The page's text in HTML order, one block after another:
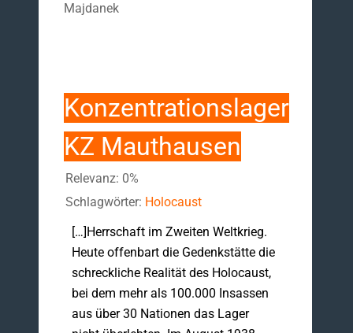
Majdanek
Konzentrationslager
KZ Mauthausen
Relevanz: 0%
Schlagwörter: Holocaust
[…]Herrschaft im Zweiten Weltkrieg.
Heute offenbart die Gedenkstätte die
schreckliche Realität des Holocaust,
bei dem mehr als 100.000 Insassen
aus über 30 Nationen das Lager